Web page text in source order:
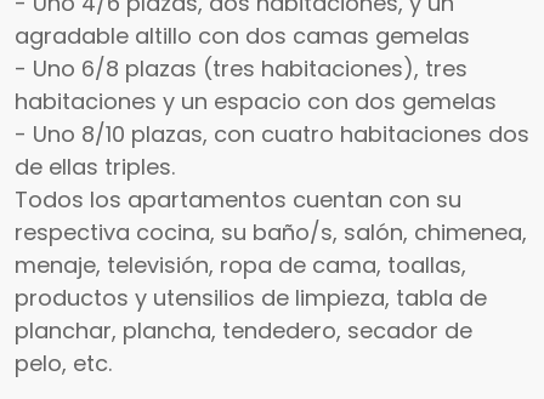
agradable altillo con dos camas gemelas
- Uno 6/8 plazas (tres habitaciones), tres
habitaciones y un espacio con dos gemelas
- Uno 8/10 plazas, con cuatro habitaciones dos
de ellas triples.
Todos los apartamentos cuentan con su
respectiva cocina, su baño/s, salón, chimenea,
menaje, televisión, ropa de cama, toallas,
productos y utensilios de limpieza, tabla de
planchar, plancha, tendedero, secador de
pelo, etc.